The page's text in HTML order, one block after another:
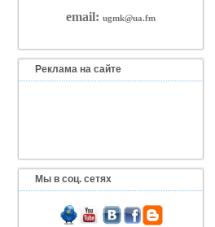
email: ugmk@ua.fm
Реклама на сайте
Мы в соц. сетях